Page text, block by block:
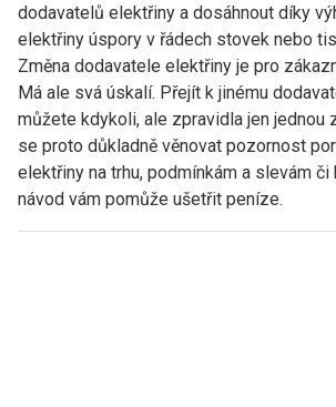
dodavatelů elektřiny a dosáhnout díky
elektřiny úspory v řádech stovek nebo
Změna dodavatele elektřiny je pro
Má ale svá úskalí. Přejít k jinému
můžete kdykoli, ale zpravidla jen jednou
se proto důkladně věnovat pozornost
elektřiny na trhu, podmínkám a slevám či
návod vám pomůže ušetřit peníze.